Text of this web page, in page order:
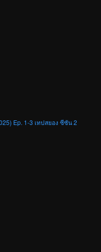
Ep. 1-3 เทปสยอง ซีซัน 2